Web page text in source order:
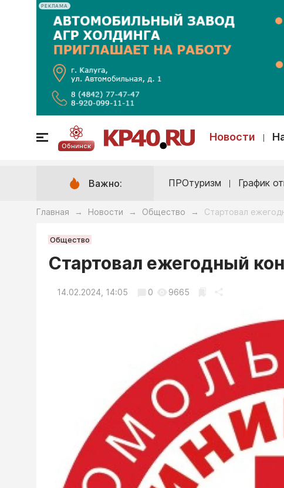
РЕКЛАМА
Обнинск
Новости
Важно: ПРОтуризм График
Главная → Новости → Общество → Стартовал
Общество
Стартовал ежегодный
14.02.2024, 14:05 0 9665